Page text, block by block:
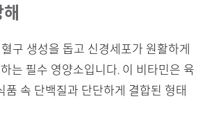
구 생성을 돕고 신경세포가 원활하게
는 필수 영양소입니다. 이 비타민은 육
품 속 단백질과 단단하게 결합된 형태